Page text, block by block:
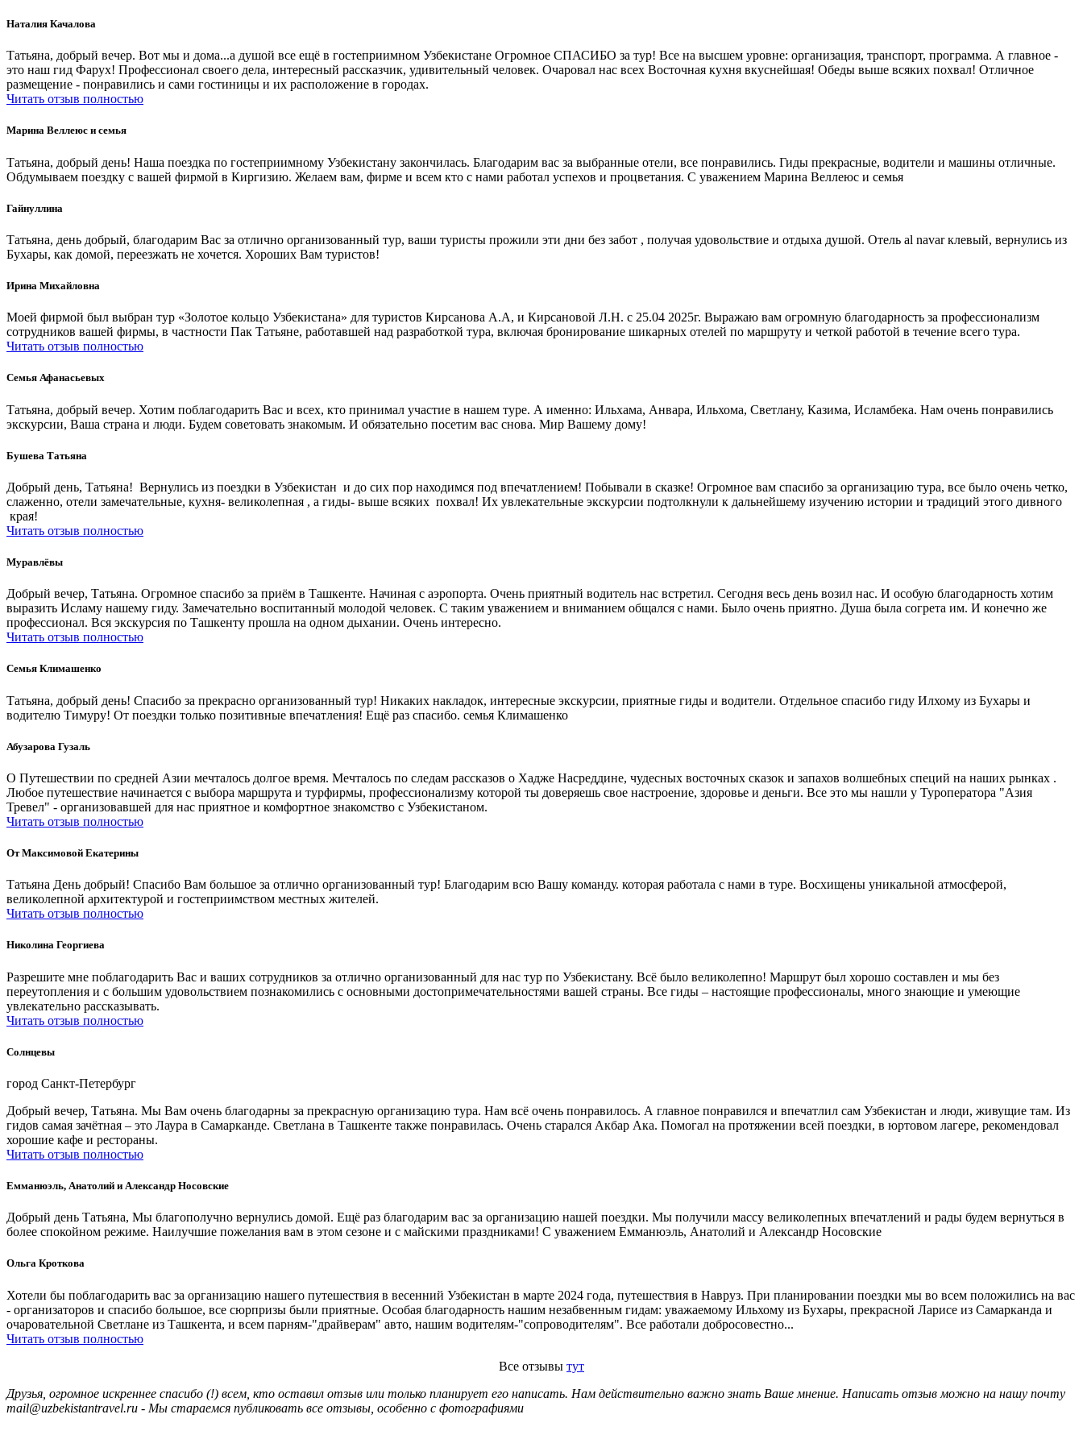
Наталия Качалова
Татьяна, добрый вечер. Вот мы и дома...а душой все ещё в гостеприимном Узбекистане Огромное СПАСИБО за тур! Все на высшем уровне: организация, транспорт, программа. А главное -
это наш гид Фарух! Профессионал своего дела, интересный рассказчик, удивительный человек. Очаровал нас всех Восточная кухня вкуснейшая! Обеды выше всяких похвал! Отличное
размещение - понравились и сами гостиницы и их расположение в городах.
Читать отзыв полностью
Марина Веллеюс и семья
Татьяна, добрый день! Наша поездка по гостеприимному Узбекистану закончилась. Благодарим вас за выбранные отели, все понравились. Гиды прекрасные, водители и машины отличные.
Обдумываем поездку с вашей фирмой в Киргизию. Желаем вам, фирме и всем кто с нами работал успехов и процветания. С уважением Марина Веллеюс и семья
Гайнуллина
Татьяна, день добрый, благодарим Вас за отлично организованный тур, ваши туристы прожили эти дни без забот , получая удовольствие и отдыха душой. Отель al navar клевый, вернулись из
Бухары, как домой, переезжать не хочется. Хороших Вам туристов!
Ирина Михайловна
Моей фирмой был выбран тур «Золотое кольцо Узбекистана» для туристов Кирсанова А.А, и Кирсановой Л.Н. с 25.04 2025г. Выражаю вам огромную благодарность за профессионализм
сотрудников вашей фирмы, в частности Пак Татьяне, работавшей над разработкой тура, включая бронирование шикарных отелей по маршруту и четкой работой в течение всего тура.
Читать отзыв полностью
Семья Афанасьевых
Татьяна, добрый вечер. Хотим поблагодарить Вас и всех, кто принимал участие в нашем туре. А именно: Ильхама, Анвара, Ильхома, Светлану, Казима, Исламбека. Нам очень понравились
экскурсии, Ваша страна и люди. Будем советовать знакомым. И обязательно посетим вас снова. Мир Вашему дому!
Бушева Татьяна
Добрый день, Татьяна! Вернулись из поездки в Узбекистан и до сих пор находимся под впечатлением! Побывали в сказке! Огромное вам спасибо за организацию тура, все было очень четко,
слаженно, отели замечательные, кухня- великолепная , а гиды- выше всяких похвал! Их увлекательные экскурсии подтолкнули к дальнейшему изучению истории и традиций этого дивного
края!
Читать отзыв полностью
Муравлёвы
Добрый вечер, Татьяна. Огромное спасибо за приём в Ташкенте. Начиная с аэропорта. Очень приятный водитель нас встретил. Сегодня весь день возил нас. И особую благодарность хотим
выразить Исламу нашему гиду. Замечательно воспитанный молодой человек. С таким уважением и вниманием общался с нами. Было очень приятно. Душа была согрета им. И конечно же
профессионал. Вся экскурсия по Ташкенту прошла на одном дыхании. Очень интересно.
Читать отзыв полностью
Cемья Климашенко
Татьяна, добрый день! Спасибо за прекрасно организованный тур! Никаких накладок, интересные экскурсии, приятные гиды и водители. Отдельное спасибо гиду Илхому из Бухары и
водителю Тимуру! От поездки только позитивные впечатления! Ещё раз спасибо. семья Климашенко
Абузарова Гузаль
О Путешествии по средней Азии мечталось долгое время. Мечталось по следам рассказов о Хадже Насреддине, чудесных восточных сказок и запахов волшебных специй на наших рынках .
Любое путешествие начинается с выбора маршрута и турфирмы, профессионализму которой ты доверяешь свое настроение, здоровье и деньги. Все это мы нашли у Туроператора "Азия
Тревел" - организовавшей для нас приятное и комфортное знакомство с Узбекистаном.
Читать отзыв полностью
От Максимовой Екатерины
Татьяна День добрый! Спасибо Вам большое за отлично организованный тур! Благодарим всю Вашу команду. которая работала с нами в туре. Восхищены уникальной атмосферой,
великолепной архитектурой и гостеприимством местных жителей.
Читать отзыв полностью
Николина Георгиева
Разрешите мне поблагодарить Вас и ваших сотрудников за отлично организованный для нас тур по Узбекистану. Всë было великолепно! Маршрут был хорошо составлен и мы без
переутопления и с большим удовольствием познакомились с основными достопримечательностями вашей страны. Все гиды – настоящие профессионалы, много знающие и умеющие
увлекательно рассказывать.
Читать отзыв полностью
Солнцевы
город Санкт-Петербург
Добрый вечер, Татьяна. Мы Вам очень благодарны за прекрасную организацию тура. Нам всё очень понравилось. А главное понравился и впечатлил сам Узбекистан и люди, живущие там. Из
гидов самая зачётная – это Лаура в Самарканде. Светлана в Ташкенте также понравилась. Очень старался Акбар Ака. Помогал на протяжении всей поездки, в юртовом лагере, рекомендовал
хорошие кафе и рестораны.
Читать отзыв полностью
Емманюэль, Анатолий и Александр Носовские
Добрый день Татьяна, Мы благополучно вернулись домой. Ещё раз благодарим вас за организацию нашей поездки. Мы получили массу великолепных впечатлений и рады будем вернуться в
более спокойном режиме. Наилучшие пожелания вам в этом сезоне и с майскими праздниками! С уважением Емманюэль, Анатолий и Александр Носовские
Ольга Кроткова
Хотели бы поблагодарить вас за организацию нашего путешествия в весенний Узбекистан в марте 2024 года, путешествия в Навруз. При планировании поездки мы во всем положились на вас
- организаторов и спасибо большое, все сюрпризы были приятные. Особая благодарность нашим незабвенным гидам: уважаемому Ильхому из Бухары, прекрасной Ларисе из Самарканда и
очаровательной Светлане из Ташкента, и всем парням-"драйверам" авто, нашим водителям-"сопроводителям". Все работали добросовестно...
Читать отзыв полностью
Все отзывы тут
Друзья, огромное искреннее спасибо (!) всем, кто оставил отзыв или только планирует его написать. Нам действительно важно знать Ваше мнение. Написать отзыв можно на нашу почту
mail@uzbekistantravel.ru - Мы стараемся публиковать все отзывы, особенно с фотографиями